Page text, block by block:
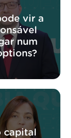
vir a
num
capital